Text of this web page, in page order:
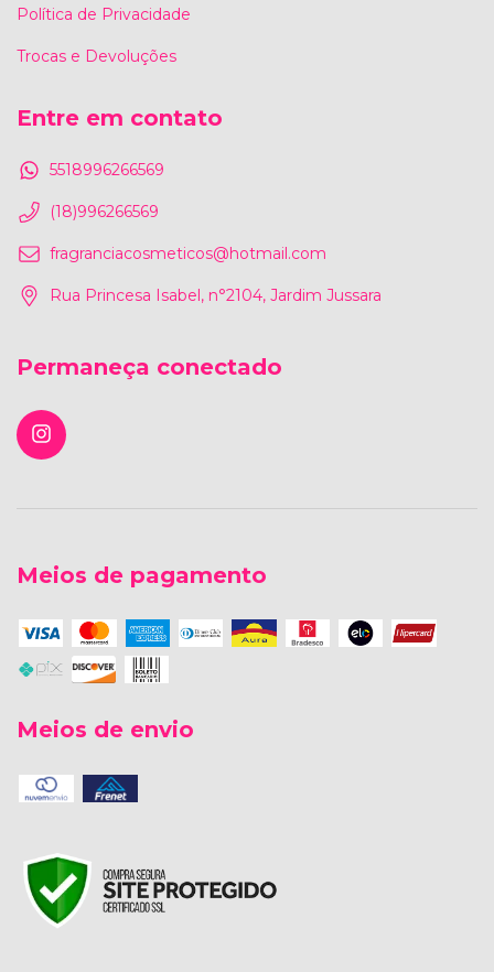
Política de Privacidade
Trocas e Devoluções
Entre em contato
5518996266569
(18)996266569
fragranciacosmeticos@hotmail.com
Rua Princesa Isabel, n°2104, Jardim Jussara
Permaneça conectado
Meios de pagamento
Meios de envio